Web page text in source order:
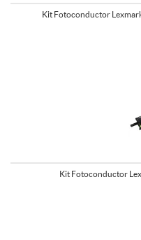
Kit Fotoconductor
Kit Fotoconductor